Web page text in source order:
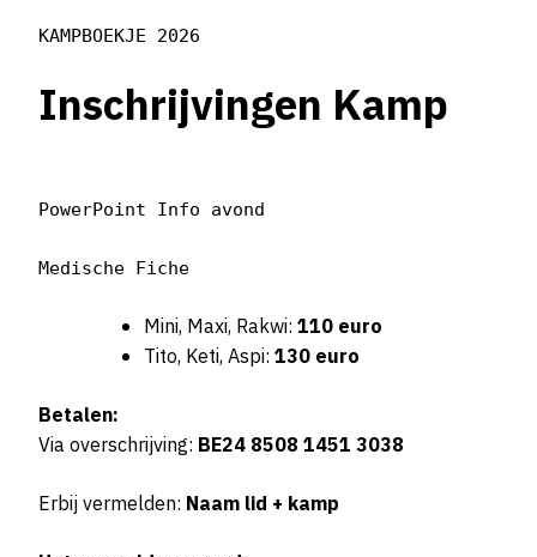
KAMPBOEKJE 2026
Inschrijvingen Kamp
PowerPoint Info avond
Medische Fiche
Mini, Maxi, Rakwi: 110 euro
Tito, Keti, Aspi: 130 euro
Betalen:
Via overschrijving: BE24 8508 1451 3038
Erbij vermelden: Naam lid + kamp